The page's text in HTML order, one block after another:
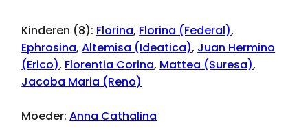
Kinderen (8): Florina, Florina (Federal),
Ephrosina,Altemisa (Ideatica), Juan Hermino
(Erico), Florentia Corina, Mattea (Suresa),
Jacoba Maria (Reno)
Moeder:Anna Cathalina